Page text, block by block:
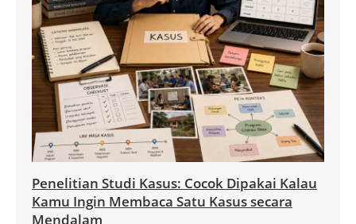
Penelitian Studi Kasus: Cocok Dipakai Kalau
Kamu Ingin Membaca Satu Kasus secara
Mendalam